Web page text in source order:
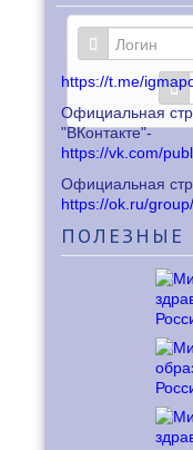
https://t.me/
Официальная
"ВКонтакте"-
https://vk.com/
Официальная
https://ok.ru/
ПОЛЕЗНЫЕ